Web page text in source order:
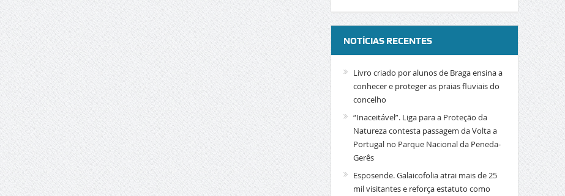
NOTÍCIAS RECENTES
Livro criado por alunos de Braga ensina a
conhecer e proteger as praias fluviais do
concelho
“Inaceitável”. Liga para a Proteção da
Natureza contesta passagem da Volta a
Portugal no Parque Nacional da Peneda-
Gerês
Esposende. Galaicofolia atrai mais de 25
mil visitantes e reforça estatuto como